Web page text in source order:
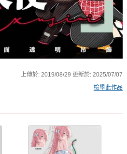
上傳於:2019/08/29 更新於:2025/07/07
檢舉此作品